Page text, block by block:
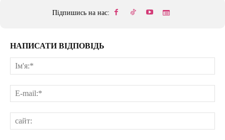
Підпишись на нас:
НАПИСАТИ ВІДПОВІДЬ